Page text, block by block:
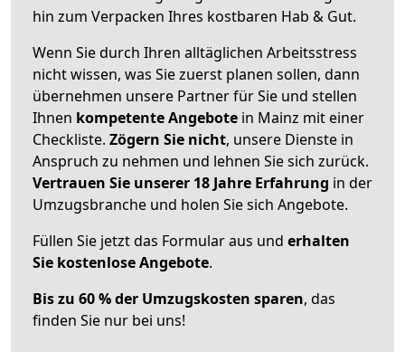
hin zum Verpacken Ihres kostbaren Hab & Gut.
Wenn Sie durch Ihren alltäglichen Arbeitsstress
nicht wissen, was Sie zuerst planen sollen, dann
übernehmen unsere Partner für Sie und stellen
Ihnen kompetente Angebote in Mainz mit einer
Checkliste. Zögern Sie nicht, unsere Dienste in
Anspruch zu nehmen und lehnen Sie sich zurück.
Vertrauen Sie unserer 18 Jahre Erfahrung in der
Umzugsbranche und holen Sie sich Angebote.
Füllen Sie jetzt das Formular aus und erhalten
Sie kostenlose Angebote.
Bis zu 60 % der Umzugskosten sparen, das
finden Sie nur bei uns!